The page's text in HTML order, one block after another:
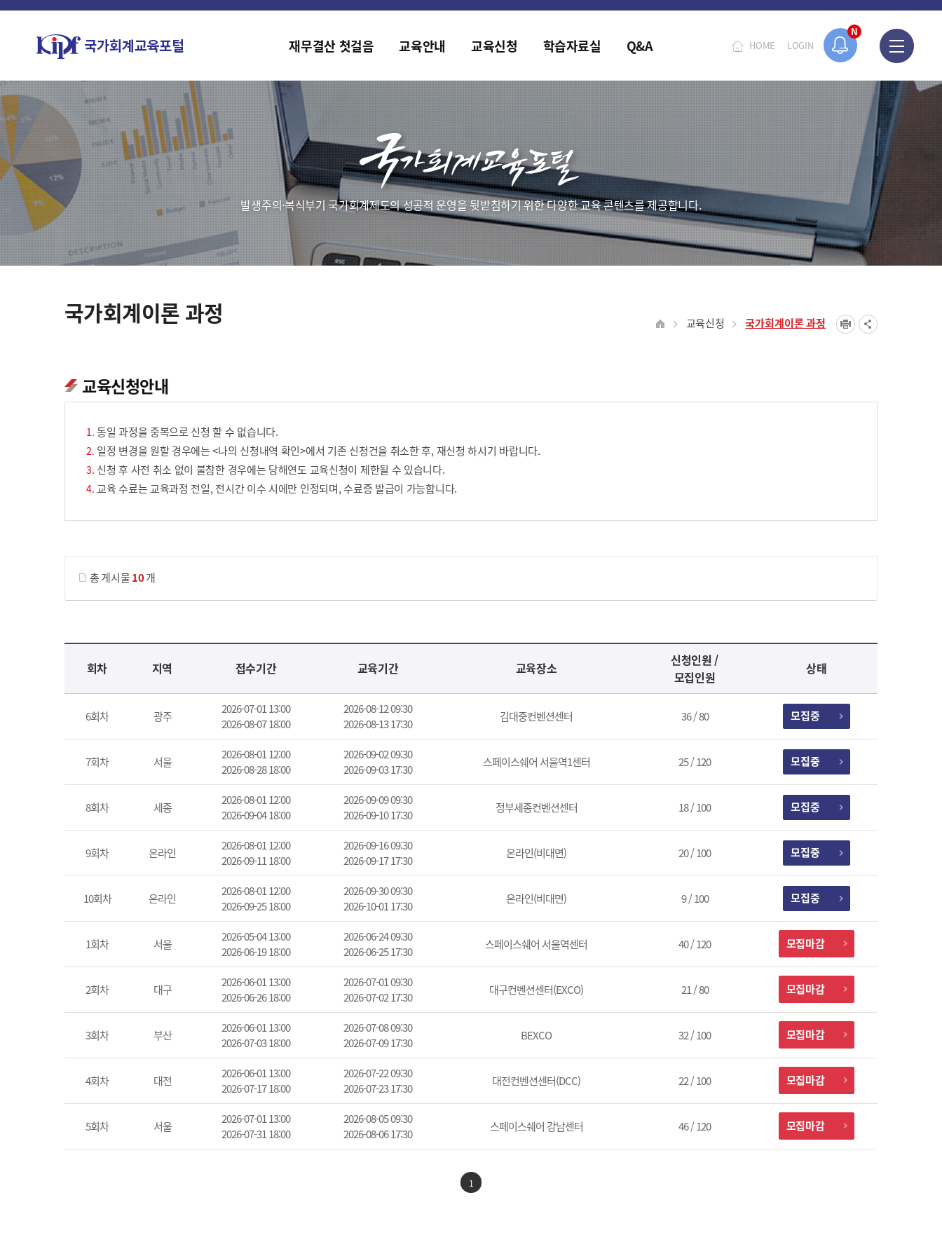
N
홈페이지가 새롭게 개편되었습니다.
HOME LOGIN
재무결산 첫걸음 교육안내 교육신청 학습자료실 Q&A
발생주의·복식부기 국가회계제도의 성공적 운영을 뒷받침하기 위한 다양한 교육 콘텐츠를 제공합니다.
국가회계이론 과정 교육신청 국가회계이론 과정
교육신청안내
동일 과정을 중복으로 신청 할 수 없습니다.
일정 변경을 원할 경우에는 <나의 신청내역 확인>에서 기존 신청건을 취소한 후, 재신청 하시기 바랍니다.
신청 후 사전 취소 없이 불참한 경우에는 당해연도 교육신청이 제한될 수 있습니다.
교육 수료는 교육과정 전일, 전시간 이수 시에만 인정되며, 수료증 발급이 가능합니다.
총 게시물10개
교육신청 목록을 나타낸 표로 회차, 지역, 접수기간, 교육기간, 교육장소, 신청인원/모집인원, 상태로 나뉘어 설명합니다.
회차 지역 접수기간 교육기간 교육장소
신청인원 /
모집인원
상태
6회차 광주
2026-07-01 13:00
2026-08-07 18:00
2026-08-12 09:30
2026-08-13 17:30
김대중컨벤션센터 36 / 80 모집중
7회차 서울
2026-08-01 12:00
2026-08-28 18:00
2026-09-02 09:30
2026-09-03 17:30
스페이스쉐어 서울역1센터 25 / 120 모집중
8회차 세종
2026-08-01 12:00
2026-09-04 18:00
2026-09-09 09:30
2026-09-10 17:30
정부세종컨벤션센터 18 / 100 모집중
9회차 온라인
2026-08-01 12:00
2026-09-11 18:00
2026-09-16 09:30
2026-09-17 17:30
온라인(비대면) 20 / 100 모집중
10회차 온라인
2026-08-01 12:00
2026-09-25 18:00
2026-09-30 09:30
2026-10-01 17:30
온라인(비대면) 9 / 100 모집중
1회차 서울
2026-05-04 13:00
2026-06-19 18:00
2026-06-24 09:30
2026-06-25 17:30
스페이스쉐어 서울역센터 40 / 120 모집마감
2회차 대구
2026-06-01 13:00
2026-06-26 18:00
2026-07-01 09:30
2026-07-02 17:30
대구컨벤션센터(EXCO) 21 / 80 모집마감
3회차 부산
2026-06-01 13:00
2026-07-03 18:00
2026-07-08 09:30
2026-07-09 17:30
BEXCO 32 / 100 모집마감
4회차 대전
2026-06-01 13:00
2026-07-17 18:00
2026-07-22 09:30
2026-07-23 17:30
대전컨벤션센터(DCC) 22 / 100 모집마감
5회차 서울
2026-07-01 13:00
2026-07-31 18:00
2026-08-05 09:30
2026-08-06 17:30
스페이스쉐어 강남센터 46 / 120 모집마감
1